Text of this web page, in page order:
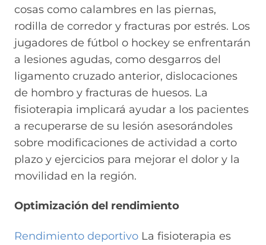
cosas como calambres en las piernas,
rodilla de corredor y fracturas por estrés. Los
jugadores de fútbol o hockey se enfrentarán
a lesiones agudas, como desgarros del
ligamento cruzado anterior, dislocaciones
de hombro y fracturas de huesos. La
fisioterapia implicará ayudar a los pacientes
a recuperarse de su lesión asesorándoles
sobre modificaciones de actividad a corto
plazo y ejercicios para mejorar el dolor y la
movilidad en la región.
Optimización del rendimiento
Rendimiento deportivo La fisioterapia es